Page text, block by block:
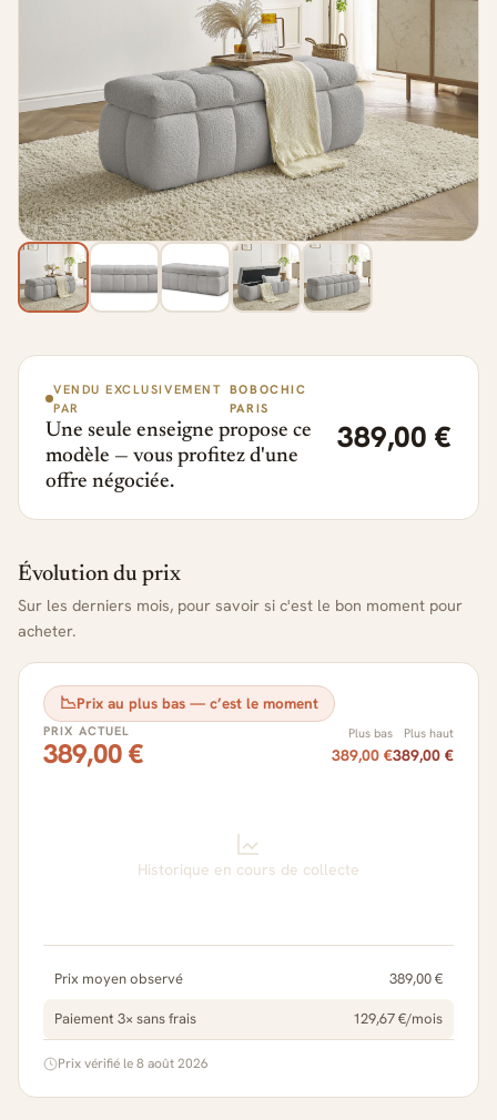
VENDU EXCLUSIVEMENT
PAR
BOBOCHIC
PARIS
Une seule enseigne propose ce
modèle — vous profitez d'une
offre négociée.
389,00 €
Évolution du prix
Sur les derniers mois, pour savoir si c'est le bon moment pour
acheter.
📉Prix au plus bas — c’est le moment
PRIX ACTUEL
389,00 €
Plus bas
389,00 €
Plus haut
389,00 €
Historique en cours de collecte
Prix moyen observé 389,00 €
Paiement 3× sans frais 129,67 €/mois
Prix vérifié le 8 août 2026